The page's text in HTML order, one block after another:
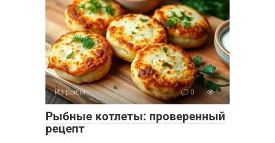
Из рыбы 0
Рыбные котлеты: проверенный
рецепт